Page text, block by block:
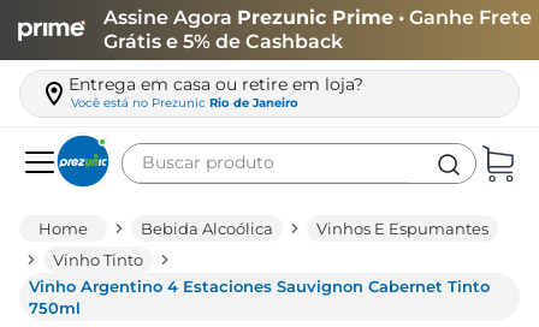
Assine Agora Prezunic Prime • Ganhe Frete
Grátis e 5% de Cashback
Entrega em casa ou retire em loja?
Você está no Prezunic Rio de Janeiro
Buscar produto
Bebida Alcoólica
Vinhos E Espumantes
Vinho Tinto
Vinho Argentino 4 Estaciones Sauvignon Cabernet Tinto
750ml
leite